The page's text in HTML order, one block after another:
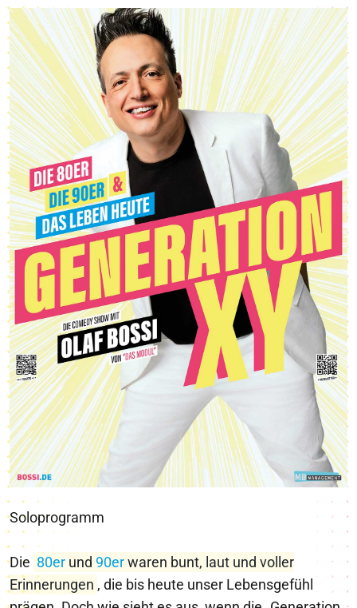
Soloprogramm
Die 80erund 90erwaren bunt, laut und voller
Erinnerungen , die bis heute unser Lebensgefühl